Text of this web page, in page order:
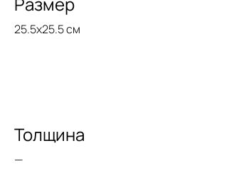
25.5x25.5 см
Толщина
—